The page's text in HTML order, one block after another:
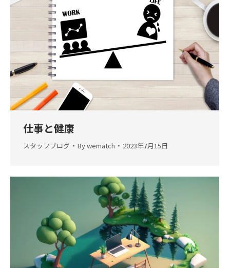
仕事と健康
スタッフブログ Bywematch 2023年7月15日